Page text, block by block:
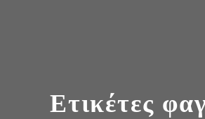
Ετικέτες